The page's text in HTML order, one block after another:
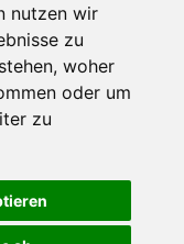
nutzen wir
zu
woher
oder um
zu